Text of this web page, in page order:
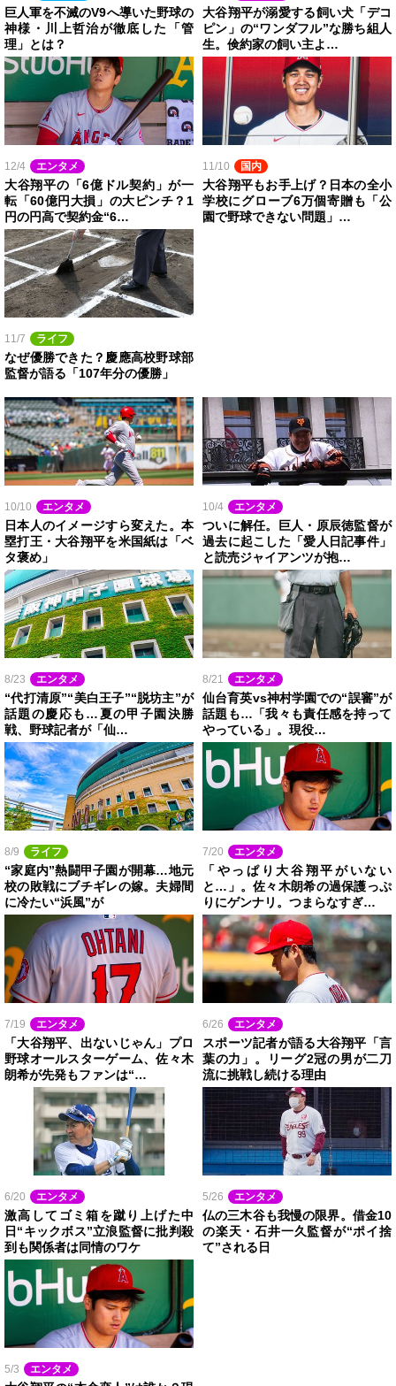
巨人軍を不滅のV9へ導いた野球の
神様・川上哲治が徹底した「管
理」とは？
大谷翔平が溺愛する飼い犬「デコ
ピン」の“ワンダフル”な勝ち組人
生。倹約家の飼い主よ…
12/4 エンタメ
大谷翔平の「6億ドル契約」が一
転「60億円大損」の大ピンチ？1
円の円高で契約金“6…
11/10 国内
大谷翔平もお手上げ？日本の全小
学校にグローブ6万個寄贈も「公
園で野球できない問題」…
11/7 ライフ
なぜ優勝できた？慶應高校野球部
監督が語る「107年分の優勝」
10/10 エンタメ
日本人のイメージすら変えた。本
塁打王・大谷翔平を米国紙は「ベ
タ褒め」
10/4 エンタメ
ついに解任。巨人・原辰徳監督が
過去に起こした「愛人日記事件」
と読売ジャイアンツが抱…
8/23 エンタメ
“代打清原”“美白王子”“脱坊主”が
話題の慶応も…夏の甲子園決勝
戦、野球記者が「仙…
8/21 エンタメ
仙台育英vs神村学園での“誤審”が
話題も…「我々も責任感を持って
やっている」。現役…
8/9 ライフ
“家庭内”熱闘甲子園が開幕…地元
校の敗戦にブチギレの嫁。夫婦間
に冷たい“浜風”が
7/20 エンタメ
「やっぱり大谷翔平がいない
と…」。佐々木朗希の過保護っぷ
りにゲンナリ。つまらなすぎ…
7/19 エンタメ
「大谷翔平、出ないじゃん」プロ
野球オールスターゲーム、佐々木
朗希が先発もファンは“…
6/26 エンタメ
スポーツ記者が語る大谷翔平「言
葉の力」。リーグ2冠の男が二刀
流に挑戦し続ける理由
6/20 エンタメ
激高してゴミ箱を蹴り上げた中
日“キックボス”立浪監督に批判殺
到も関係者は同情のワケ
5/26 エンタメ
仏の三木谷も我慢の限界。借金10
の楽天・石井一久監督が“ポイ捨
て”される日
5/3 エンタメ